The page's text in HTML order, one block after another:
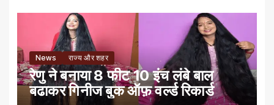
News राज्य और शहर
रेणु ने बनाया 8 फीट 10 इंच लंबे बाल
बढाकर गिनीज बुक ऑफ़ वर्ल्ड रिकार्ड